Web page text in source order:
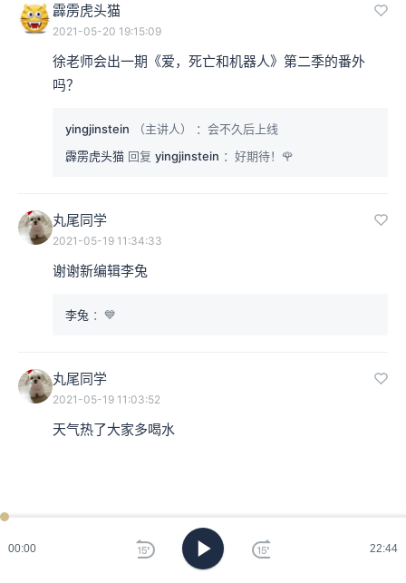
00:00 22:44
霹雳虎头猫
2021-05-20 19:15:09
徐老师会出一期《爱，死亡和机器人》第二季的番外
吗？
yingjinstein （主讲人）
：会不久后上线
霹雳虎头猫 回复 yingjinstein ：好期待！🌹
丸尾同学
2021-05-19 11:34:33
谢谢新编辑李兔
李兔 ：💙
丸尾同学
2021-05-19 11:03:52
天气热了大家多喝水